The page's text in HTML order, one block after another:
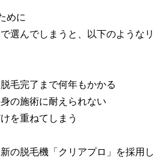
めに
選んでしまうと、以下のようなリ
毛完了まで何年もかかる
の施術に耐えられない
を重ねてしまう
の脱毛機「クリアプロ」を採用し